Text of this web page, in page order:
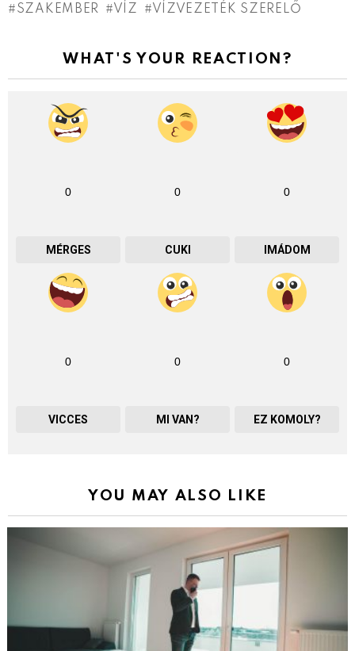
SZAKEMBER VÍZ VÍZVEZETÉK SZERELŐ
WHAT'S YOUR REACTION?
0
MÉRGES
0
CUKI
0
IMÁDOM
0
VICCES
0
MI VAN?
0
EZ KOMOLY?
YOU MAY ALSO LIKE